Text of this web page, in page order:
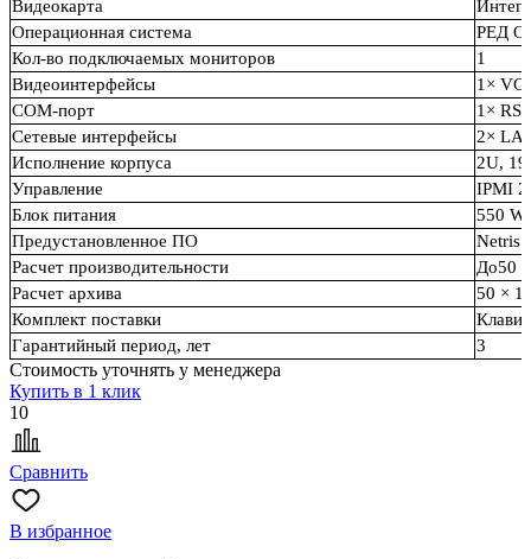
Видеокарта
Операционная система
РЕД
Кол-во подключаемых мониторов
1
Видеоинтерфейсы
1×
COM-порт
1×
Сетевые интерфейсы
2×
Исполнение корпуса
2U,
Управление
IPMI
Блок питания
550 W
Предустановленное ПО
Netris
Расчет производительности
До50
Расчет архива
50 ×
Комплект поставки
Гарантийный период, лет
3
Стоимость уточнять у менеджера
Купить в 1 клик
10
Сравнить
В избранное